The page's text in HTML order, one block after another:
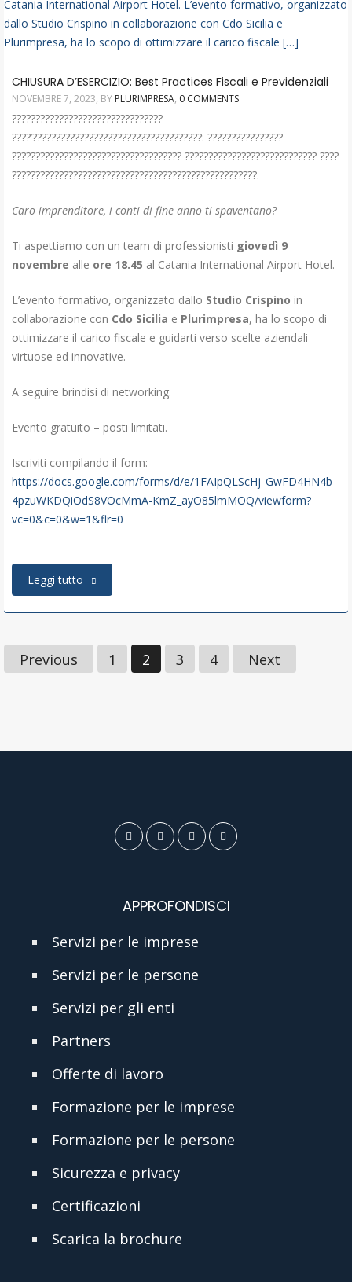
CHIUSURA D’ESERCIZIO: Best Practices Fiscali e Previdenziali
NOVEMBRE 7, 2023, BY PLURIMPRESA, 0 COMMENTS
????????????????????????????????
????’????????????????????????????????????: ????????????????
???????????????????????????????????? ???????????????????????????? ????
????????????????????????????????????????????????????.
Caro imprenditore, i conti di fine anno ti spaventano?
Ti aspettiamo con un team di professionisti giovedì 9
novembre alle ore 18.45 al Catania International Airport Hotel.
L’evento formativo, organizzato dallo Studio Crispino in
collaborazione con Cdo Sicilia e Plurimpresa, ha lo scopo di
ottimizzare il carico fiscale e guidarti verso scelte aziendali
virtuose ed innovative.
A seguire brindisi di networking.
Evento gratuito – posti limitati.
Iscriviti compilando il form:
https://docs.google.com/forms/d/e/1FAIpQLScHj_GwFD4HN4b-
4pzuWKDQiOdS8VOcMmA-KmZ_ayO85lmMOQ/viewform?
vc=0&c=0&w=1&flr=0
Leggi tutto
Previous 1 2 3 4 Next
APPROFONDISCI
Servizi per le imprese
Servizi per le persone
Servizi per gli enti
Partners
Offerte di lavoro
Formazione per le imprese
Formazione per le persone
Sicurezza e privacy
Certificazioni
Scarica la brochure